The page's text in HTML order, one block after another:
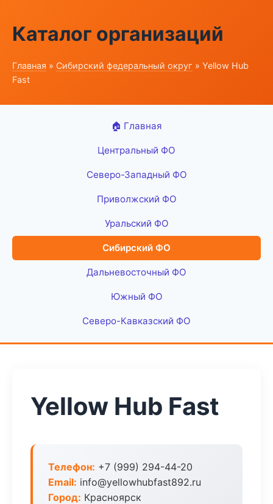
Каталог организаций
Главная » Сибирский федеральный округ » Yellow Hub
Fast
🏠 Главная
Центральный ФО
Северо-Западный ФО
Приволжский ФО
Уральский ФО
Сибирский ФО
Дальневосточный ФО
Южный ФО
Северо-Кавказский ФО
Yellow Hub Fast
Телефон: +7 (999) 294-44-20
Email: info@yellowhubfast892.ru
Город: Красноярск